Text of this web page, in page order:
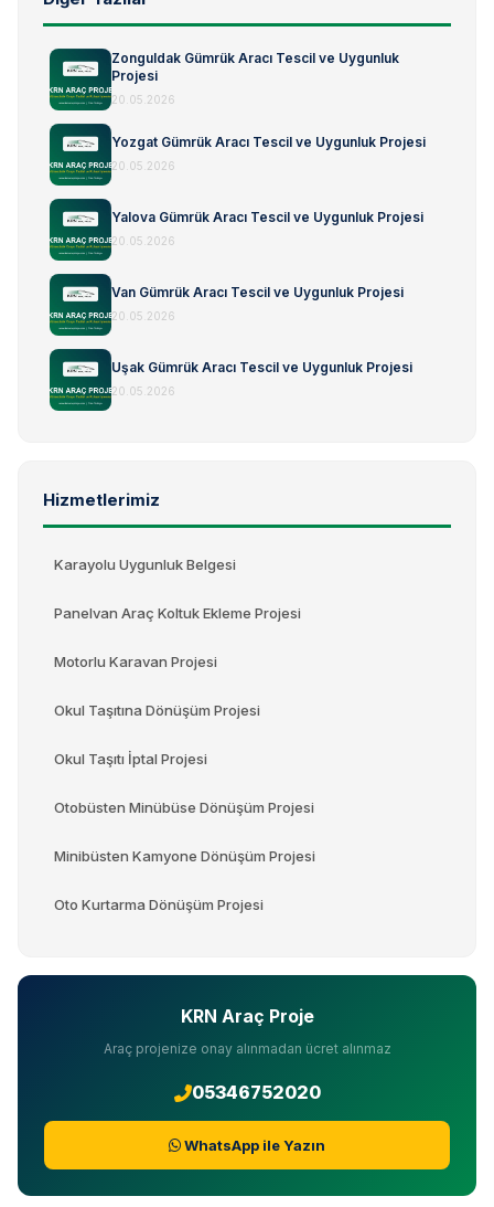
Zonguldak Gümrük Aracı Tescil ve Uygunluk
Projesi
20.05.2026
Yozgat Gümrük Aracı Tescil ve Uygunluk Projesi
20.05.2026
Yalova Gümrük Aracı Tescil ve Uygunluk Projesi
20.05.2026
Van Gümrük Aracı Tescil ve Uygunluk Projesi
20.05.2026
Uşak Gümrük Aracı Tescil ve Uygunluk Projesi
20.05.2026
Hizmetlerimiz
Karayolu Uygunluk Belgesi
Panelvan Araç Koltuk Ekleme Projesi
Motorlu Karavan Projesi
Okul Taşıtına Dönüşüm Projesi
Okul Taşıtı İptal Projesi
Otobüsten Minübüse Dönüşüm Projesi
Minibüsten Kamyone Dönüşüm Projesi
Oto Kurtarma Dönüşüm Projesi
KRN Araç Proje
Araç projenize onay alınmadan ücret alınmaz
05346752020
WhatsApp ile Yazın